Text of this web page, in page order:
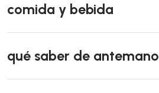
comida y bebida
qué saber de antemano